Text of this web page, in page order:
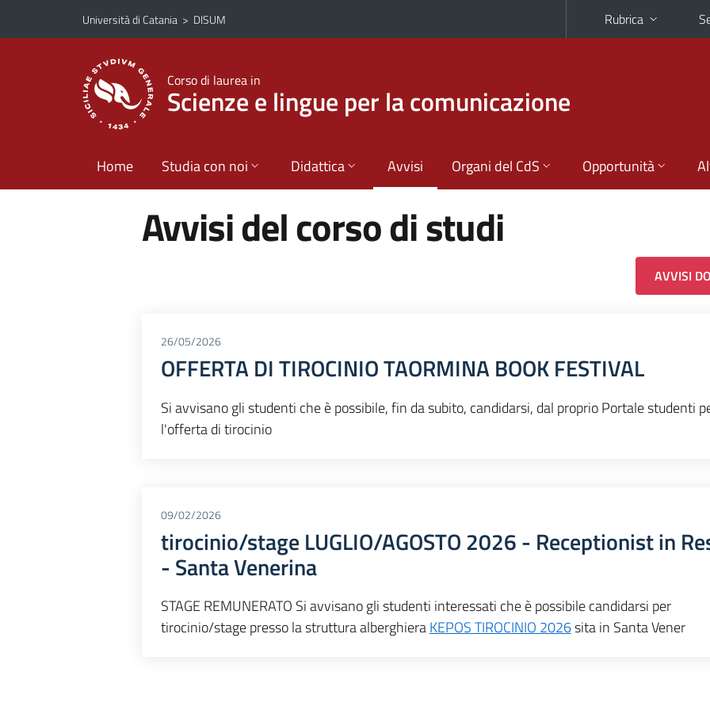
Vai al contenuto principale
Vai al menu di navigazione
Università di Catania > DISUM Rubrica
Corso di laurea in
Scienze e lingue per la comunicazione
Home Studia con noi Didattica Avvisi Organi del CdS Opportunità
Avvisi del corso di studi
AVVISI
26/05/2026
OFFERTA DI TIROCINIO TAORMINA BOOK FESTIVAL
Si avvisano gli studenti che è possibile, fin da subito, candidarsi, dal proprio Portale studenti
l'offerta di tirocinio
09/02/2026
tirocinio/stage LUGLIO/AGOSTO 2026 - Receptionist in
- Santa Venerina
STAGE REMUNERATO Si avvisano gli studenti interessati che è possibile candidarsi per
tirocinio/stage presso la struttura alberghieraKEPOS TIROCINIO 2026sita in Santa Vener